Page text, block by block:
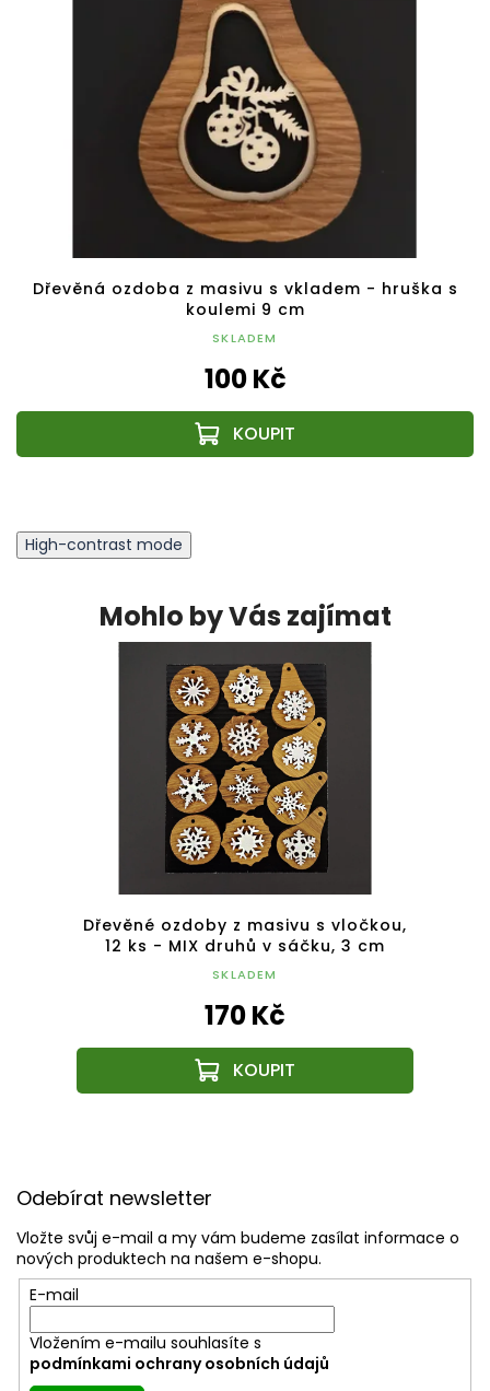
Dřevěná ozdoba z masivu s vkladem - hruška s
koulemi 9 cm
SKLADEM
100 Kč
High-contrast mode
Mohlo by Vás zajímat
Dřevěné ozdoby z masivu s vločkou,
12 ks - MIX druhů v sáčku, 3 cm
SKLADEM
170 Kč
Odebírat newsletter
Vložte svůj e-mail a my vám budeme zasílat informace o
nových produktech na našem e-shopu.
E-mail
Vložením e-mailu souhlasíte s
podmínkami ochrany osobních údajů